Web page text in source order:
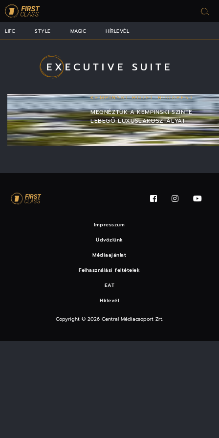
LIFE STYLE MAGIC HÍRLEVÉL
EXECUTIVE SUITE
KEMPINSKI HOTEL BUDAPEST
MEGNÉZTÜK A KEMPINSKI SZINTE
LEBEGŐ LUXUSLAKOSZTÁLYÁT
Impresszum
Üdvözlünk
Médiaajánlat
Felhasználási feltételek
EAT
Hírlevél
Copyright © 2026 Central Médiacsoport Zrt.